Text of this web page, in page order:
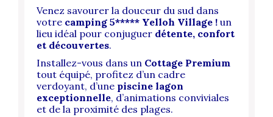
Venez savourer la douceur du sud dans
votre camping 5***** Yelloh Village ! un
lieu idéal pour conjuguer détente, confort
et découvertes.
Installez-vous dans un Cottage Premium
tout équipé, profitez d’un cadre
verdoyant, d’une piscine lagon
exceptionnelle, d’animations conviviales
et de la proximité des plages.